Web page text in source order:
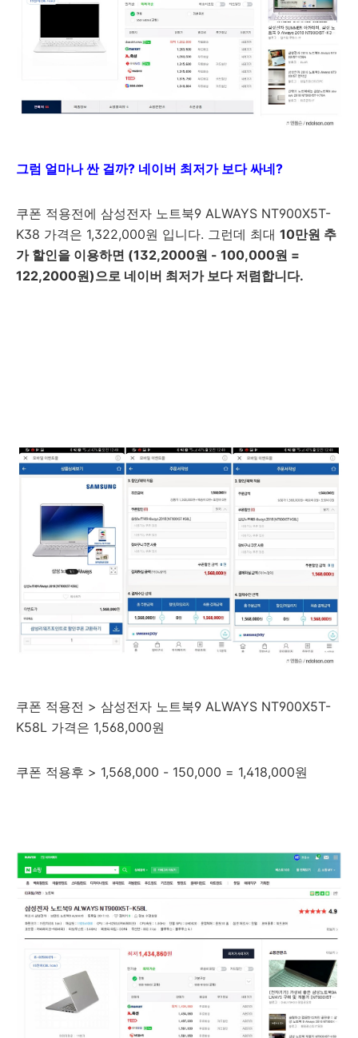
그럼 얼마나 싼 걸까? 네이버 최저가 보다 싸네?
쿠폰 적용전에 삼성전자 노트북9 ALWAYS NT900X5T-
K38 가격은 1,322,000원 입니다. 그런데 최대 10만원 추
가 할인을 이용하면 (132,2000원 - 100,000원 =
122,2000원)으로 네이버 최저가 보다 저렴합니다.
쿠폰 적용전 > 삼성전자 노트북9 ALWAYS NT900X5T-
K58L 가격은 1,568,000원
쿠폰 적용후 > 1,568,000 - 150,000 = 1,418,000원